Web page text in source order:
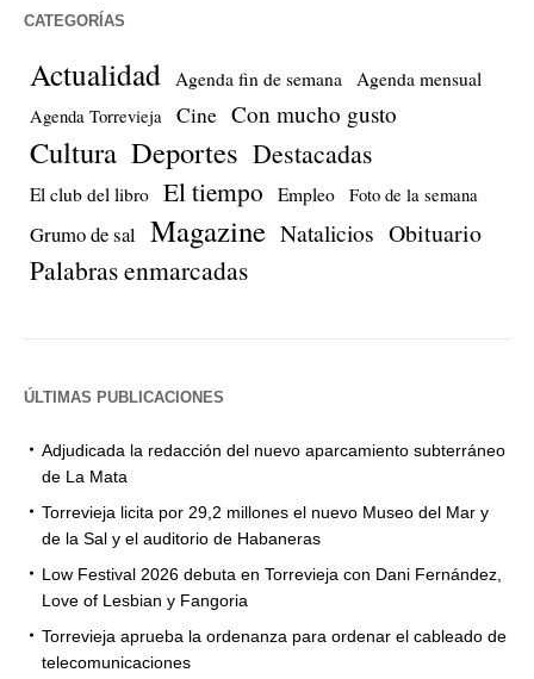
CATEGORÍAS
Actualidad Agenda fin de semana Agenda mensual
Agenda Torrevieja Cine Con mucho gusto
Cultura Deportes Destacadas
El club del libro El tiempo Empleo Foto de la semana
Grumo de sal Magazine Natalicios Obituario
Palabras enmarcadas
ÚLTIMAS PUBLICACIONES
Adjudicada la redacción del nuevo aparcamiento subterráneo
de La Mata
Torrevieja licita por 29,2 millones el nuevo Museo del Mar y
de la Sal y el auditorio de Habaneras
Low Festival 2026 debuta en Torrevieja con Dani Fernández,
Love of Lesbian y Fangoria
Torrevieja aprueba la ordenanza para ordenar el cableado de
telecomunicaciones